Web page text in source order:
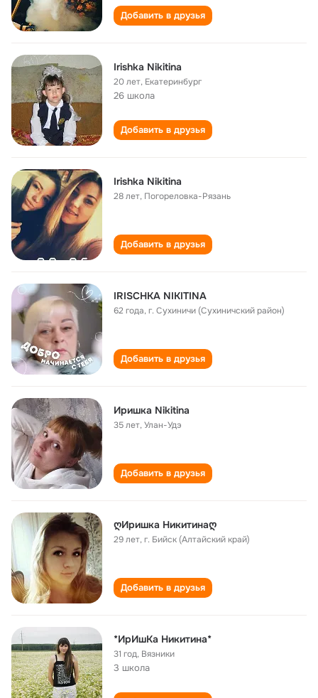
Добавить в друзья
Irishka Nikitina
20 лет, Екатеринбург
26 школа
Добавить в друзья
Irishka Nikitina
28 лет, Погореловка-Рязань
Добавить в друзья
IRISCHKA NIKITINA
62 года,г. Сухиничи (Сухиничский район)
Добавить в друзья
Иришка Nikitina
35 лет,Улан-Удэ
Добавить в друзья
ღИришка Никитинаღ
29 лет,г. Бийск (Алтайский край)
Добавить в друзья
*ИрИшКа Никитина*
31 год, Вязники
3 школа